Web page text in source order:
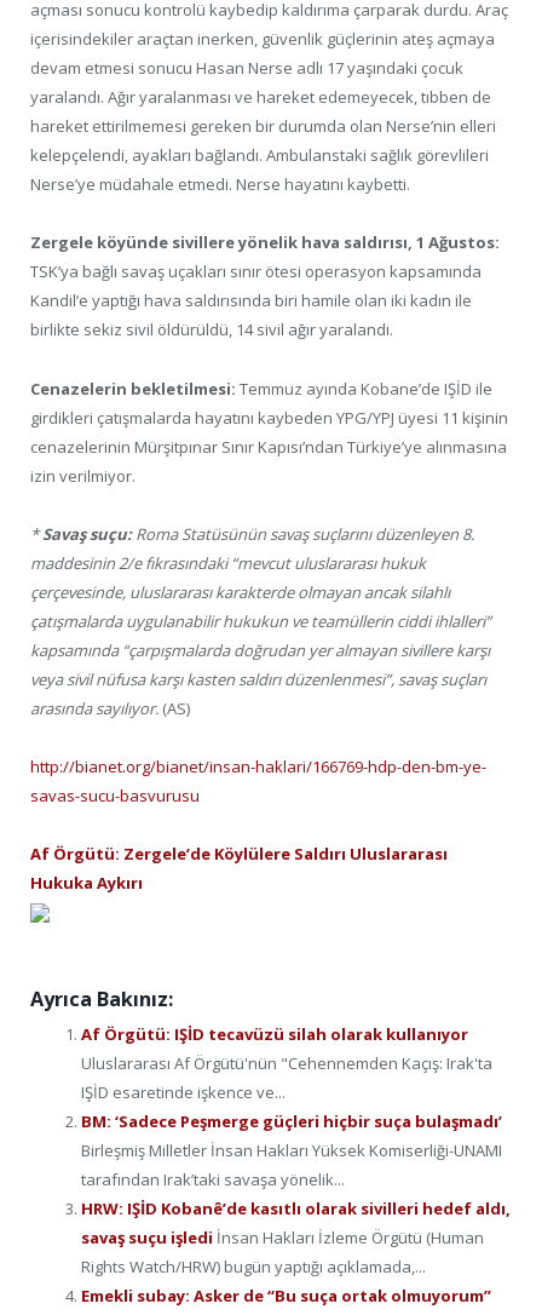
açması sonucu kontrolü kaybedip kaldırıma çarparak durdu. Araç
içerisindekiler araçtan inerken, güvenlik güçlerinin ateş açmaya
devam etmesi sonucu Hasan Nerse adlı 17 yaşındaki çocuk
yaralandı. Ağır yaralanması ve hareket edemeyecek, tıbben de
hareket ettirilmemesi gereken bir durumda olan Nerse’nin elleri
kelepçelendi, ayakları bağlandı. Ambulanstaki sağlık görevlileri
Nerse’ye müdahale etmedi. Nerse hayatını kaybetti.
Zergele köyünde sivillere yönelik hava saldırısı, 1 Ağustos:
TSK’ya bağlı savaş uçakları sınır ötesi operasyon kapsamında
Kandil’e yaptığı hava saldırısında biri hamile olan iki kadın ile
birlikte sekiz sivil öldürüldü, 14 sivil ağır yaralandı.
Cenazelerin bekletilmesi: Temmuz ayında Kobane’de IŞİD ile
girdikleri çatışmalarda hayatını kaybeden YPG/YPJ üyesi 11 kişinin
cenazelerinin Mürşitpınar Sınır Kapısı’ndan Türkiye’ye alınmasına
izin verilmiyor.
*Savaş suçu:Roma Statüsünün savaş suçlarını düzenleyen 8.
maddesinin 2/e fıkrasındaki “mevcut uluslararası hukuk
çerçevesinde, uluslararası karakterde olmayan ancak silahlı
çatışmalarda uygulanabilir hukukun ve teamüllerin ciddi ihlalleri”
kapsamında “çarpışmalarda doğrudan yer almayan sivillere karşı
veya sivil nüfusa karşı kasten saldırı düzenlenmesi”, savaş suçları
arasında sayılıyor. (AS)
http://bianet.org/bianet/insan-haklari/166769-hdp-den-bm-ye-
savas-sucu-basvurusu
Af Örgütü: Zergele’de Köylülere Saldırı Uluslararası
Hukuka Aykırı
Ayrıca Bakınız:
Af Örgütü: IŞİD tecavüzü silah olarak kullanıyor
Uluslararası Af Örgütü'nün "Cehennemden Kaçış: Irak'ta
IŞİD esaretinde işkence ve...
BM: ‘Sadece Peşmerge güçleri hiçbir suça bulaşmadı’
Birleşmiş Milletler İnsan Hakları Yüksek Komiserliği-UNAMI
tarafından Irak’taki savaşa yönelik...
HRW: IŞİD Kobanê’de kasıtlı olarak sivilleri hedef aldı,
savaş suçu işledi İnsan Hakları İzleme Örgütü (Human
Rights Watch/HRW) bugün yaptığı açıklamada,...
Emekli subay: Asker de “Bu suça ortak olmuyorum”